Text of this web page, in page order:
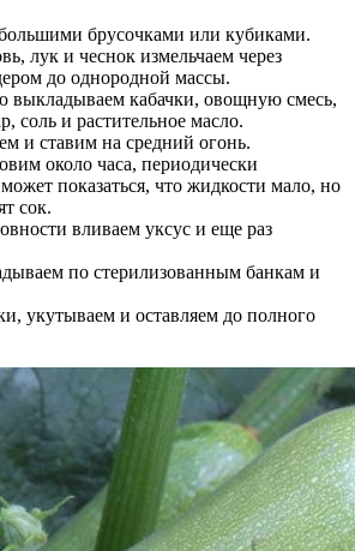
брусочками или кубиками.
лук и чеснок измельчаем через
до однородной массы.
кабачки, овощную смесь,
соль и растительное масло.
и ставим на средний огонь.
около часа, периодически
показаться, что жидкости мало, но
сок.
вливаем уксус и еще раз
по стерилизованным банкам и
укутываем и оставляем до полного